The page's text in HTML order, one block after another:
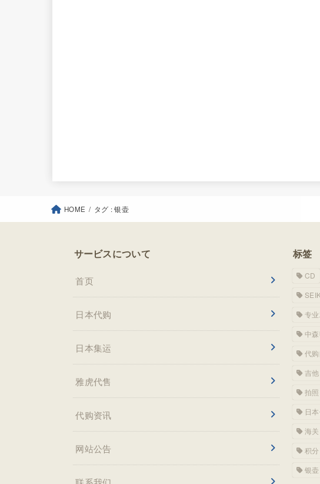
HOME タグ : 银壶
サービスについて
首页
日本代购
日本集运
雅虎代售
代购资讯
网站公告
标签
CD
专
中
代
吉他
拍照
日
海关
积分
银壶